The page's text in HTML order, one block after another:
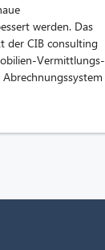
werden. Das
der CIB consulting
Vermittlungs-